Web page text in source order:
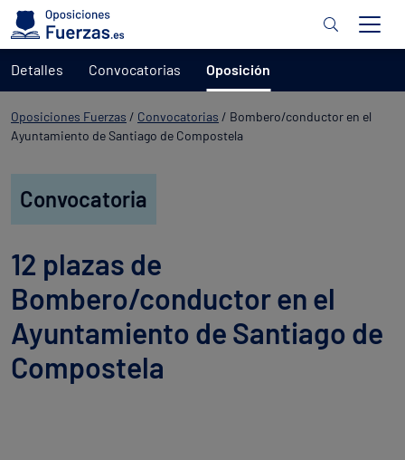
Oposiciones Fuerzas / Convocatorias / Bombero/conductor en el
Ayuntamiento de Santiago de Compostela
Convocatoria
12 plazas de
Bombero/conductor en el
Ayuntamiento de Santiago de
Compostela
Detalles Convocatorias Oposición